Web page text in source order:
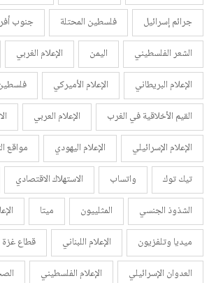
جرائم إسرائيل
فلسطين المحتلة
جنوب
الشعر الفلسطيني
اليمن الإعلام الغربي
الإعلام البريطاني
الإعلام الأميركي
القيم الأخلاقية في الغرب
الإعلام العربي
الإعلام الإسرائيلي
الإعلام اليهودي
مواقع
تيك توك
واتساب الاستهلاك الاقتصادي
الشذوذ الجنسي
المثلييون ميتا
ميديا وتلفزيون
الإعلام اللبناني
قطاع غزة
العدوان الإسرائيلي
الإعلام الفلسطيني